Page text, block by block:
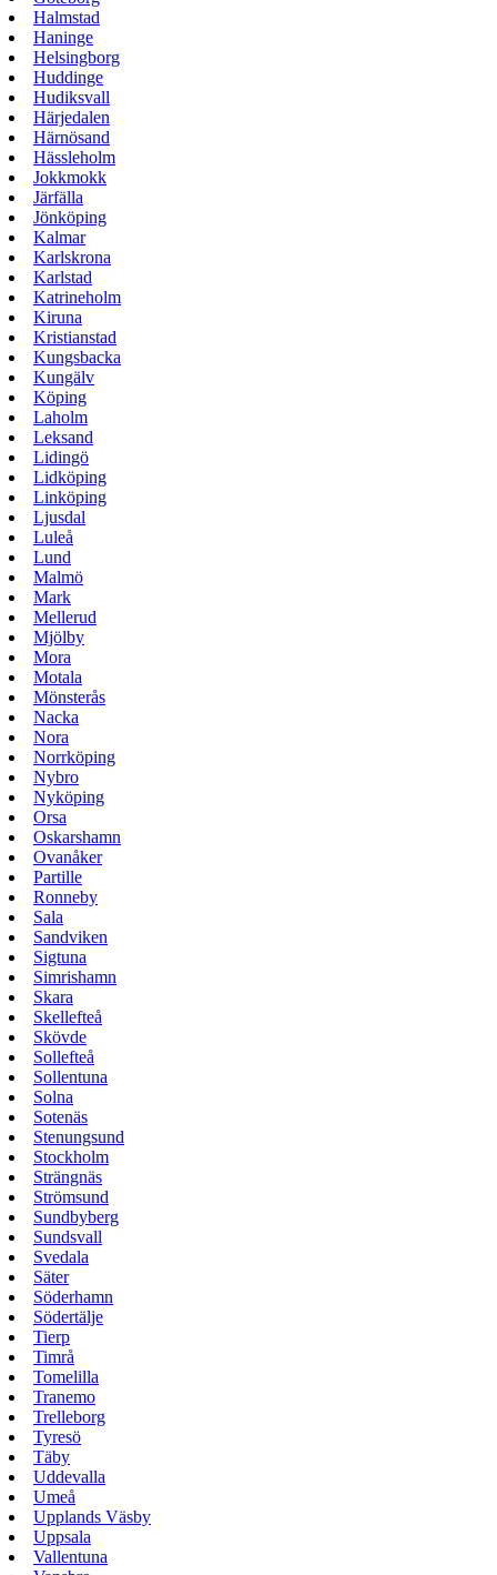
Halmstad
Haninge
Helsingborg
Huddinge
Hudiksvall
Härjedalen
Härnösand
Hässleholm
Jokkmokk
Järfälla
Jönköping
Kalmar
Karlskrona
Karlstad
Katrineholm
Kiruna
Kristianstad
Kungsbacka
Kungälv
Köping
Laholm
Leksand
Lidingö
Lidköping
Linköping
Ljusdal
Luleå
Lund
Malmö
Mark
Mellerud
Mjölby
Mora
Motala
Mönsterås
Nacka
Nora
Norrköping
Nybro
Nyköping
Orsa
Oskarshamn
Ovanåker
Partille
Ronneby
Sala
Sandviken
Sigtuna
Simrishamn
Skara
Skellefteå
Skövde
Sollefteå
Sollentuna
Solna
Sotenäs
Stenungsund
Stockholm
Strängnäs
Strömsund
Sundbyberg
Sundsvall
Svedala
Säter
Söderhamn
Södertälje
Tierp
Timrå
Tomelilla
Tranemo
Trelleborg
Tyresö
Täby
Uddevalla
Umeå
Upplands Väsby
Uppsala
Vallentuna